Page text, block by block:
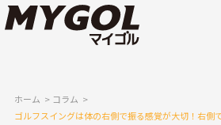
ホーム
コラム
ゴルフスイングは体の右側で振る感覚が大切！右側